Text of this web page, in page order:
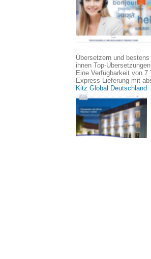
Übersetzern und
ihnen Top-
Eine Verfügbarkeit von
Express Lieferung mit
Kitz Global Deutschland